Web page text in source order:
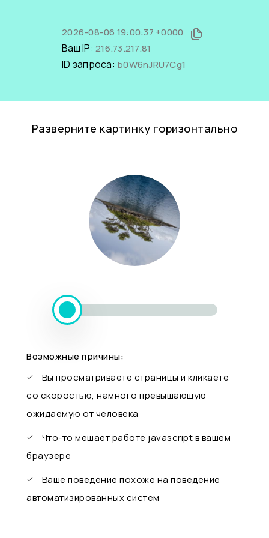
2026-08-06 19:00:37 +0000
Ваш IP: 216.73.217.81
ID запроса: b0W6nJRU7Cg1
Разверните картинку горизонтально
Возможные причины:
Вы просматриваете страницы и кликаете
со скоростью, намного превышающую
ожидаемую от человека
Что-то мешает работе javascript в вашем
браузере
Ваше поведение похоже на поведение
автоматизированных систем